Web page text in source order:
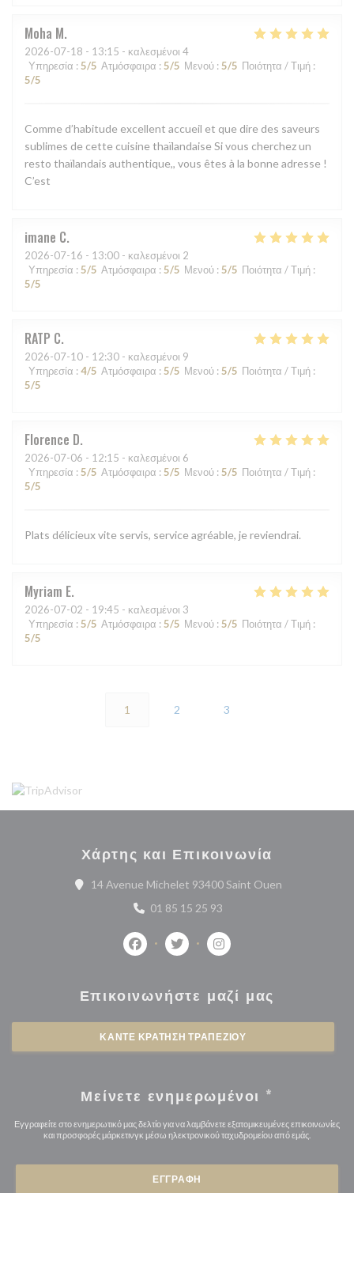
Moha M
2026-07-18 - 13:15 - καλεσμένοι 4
Υπηρεσία : 5/5 Ατμόσφαιρα : 5/5 Μενού : 5/5 Ποιότητα / Τιμή :
5/5
Comme d’habitude excellent accueil et que dire des saveurs
sublimes de cette cuisine thaïlandaise Si vous cherchez un
resto thaïlandais authentique,, vous êtes à la bonne adresse !
C’est
imane C
2026-07-16 - 13:00 - καλεσμένοι 2
Υπηρεσία : 5/5 Ατμόσφαιρα : 5/5 Μενού : 5/5 Ποιότητα / Τιμή :
5/5
RATP C
2026-07-10 - 12:30 - καλεσμένοι 9
Υπηρεσία : 4/5 Ατμόσφαιρα : 5/5 Μενού : 5/5 Ποιότητα / Τιμή :
5/5
Florence D
2026-07-06 - 12:15 - καλεσμένοι 6
Υπηρεσία : 5/5 Ατμόσφαιρα : 5/5 Μενού : 5/5 Ποιότητα / Τιμή :
5/5
Plats délicieux vite servis, service agréable, je reviendrai.
Myriam E
2026-07-02 - 19:45 - καλεσμένοι 3
Υπηρεσία : 5/5 Ατμόσφαιρα : 5/5 Μενού : 5/5 Ποιότητα / Τιμή :
5/5
1 2 3
Χάρτης και Επικοινωνία
14 Avenue Michelet 93400 Saint Ouen((ανοίγει σε
01 85 15 25 93
Facebook ((ανοίγει σε νέο παράθυρο))
Twitter ((ανοίγει σε νέο
Instagram ((ανοίγει σε
Επικοινωνήστε μαζί μας
ΚΆΝΤΕ ΚΡΆΤΗΣΗ ΤΡΑΠΕΖΙΟΎ
Μείνετε ενημερωμένοι *
Εγγραφείτε στο ενημερωτικό μας δελτίο για να λαμβάνετε εξατομικευμένες επικοινωνίες
και προσφορές μάρκετινγκ μέσω ηλεκτρονικού ταχυδρομείου από εμάς.
ΕΓΓΡΑΦΉ